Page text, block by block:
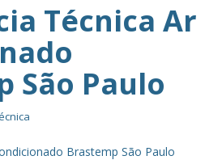
Técnica Ar
São Paulo
Brastemp São Paulo